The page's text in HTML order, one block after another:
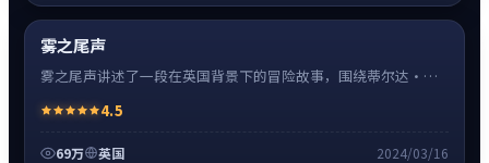
超清4K
雾之尾声
雾之尾声讲述了一段在英国背景下的冒险故事，围绕蒂尔达·斯
紧凑、情绪克制。
4.5
69万 英国 2024/03/16